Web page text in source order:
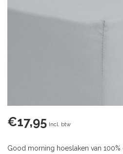
€17,95 Incl. btw
Good morning hoeslaken van